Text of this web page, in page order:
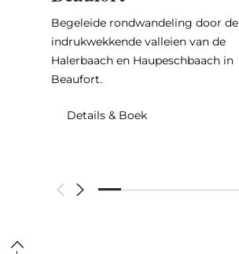
Begeleide rondwandeling door de
indrukwekkende valleien van de
Halerbaach en Haupeschbaach in
Beaufort.
Details & Boek